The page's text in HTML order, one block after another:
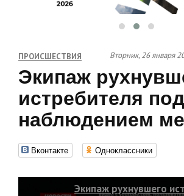
ПРОИСШЕСТВИЯ Вторник, 26 января
Экипаж
истребителя под
наблюдением
Вконтакте Одноклассники
Экипаж рухнувшего